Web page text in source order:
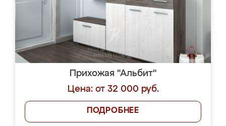
Прихожая "Альбит"
Цена: от 32 000 руб.
ПОДРОБНЕЕ